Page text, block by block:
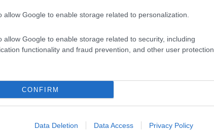
allow Google to enable storage related to personalization.
allow Google to enable storage related to security, including
functionality and fraud prevention, and other user protection.
CONFIRM
Data Deletion Data Access Privacy Policy
Δύσκολο καλοκαίρι για τη
οικογένειας
Στο πλευρό της ο σύζυγός της,
ολόκληρη η οικογένειά της